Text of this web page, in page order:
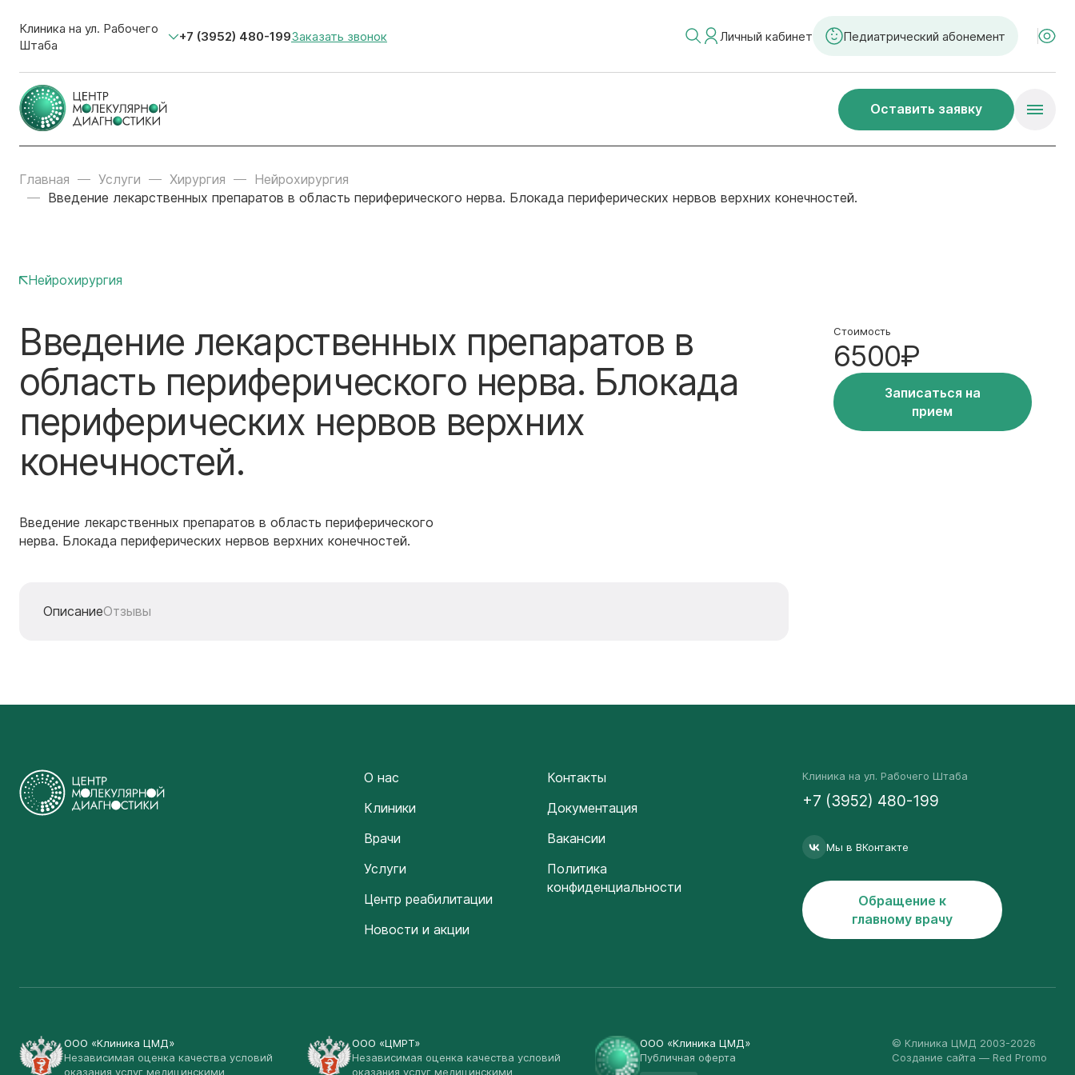
Клиника на ул. Рабочего
Штаба
+7 (3952) 480-199Заказать звонок Личный кабинет Педиатрический абонемент
Оставить заявку
Главная Услуги Хирургия
Нейрохирургия
Введение лекарственных препаратов в область периферического нерва. Блокада периферических нервов верхних конечностей.
Нейрохирургия
Введение лекарственных препаратов в
область периферического нерва. Блокада
периферических нервов верхних
конечностей.
Введение лекарственных препаратов в область периферического
нерва. Блокада периферических нервов верхних конечностей.
ОписаниеОтзывы
Стоимость
6500₽
Записаться на
прием
О нас
Клиники
Врачи
Услуги
Центр реабилитации
Новости и акции
Контакты
Документация
Вакансии
Политика
конфиденциальности
Клиника на ул. Рабочего Штаба
+7 (3952) 480-199
Мы в ВКонтакте
Обращение к
главному врачу
ООО «Клиника ЦМД»
Независимая оценка качества условий
оказания услуг медицинскими
ООО «ЦМРТ»
Независимая оценка качества условий
оказания услуг медицинскими
ООО «Клиника ЦМД»
Публичная оферта
© Клиника ЦМД 2003-2026
Создание сайта — Red Promo